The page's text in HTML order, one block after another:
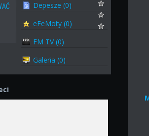
Depesze (0)
eFeMoty (0)
FM TV (0)
Galeria (0)